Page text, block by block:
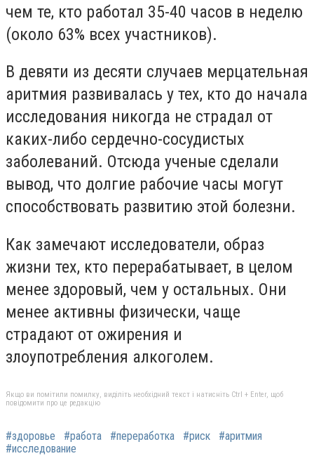
чем те, кто работал 35-40 часов в неделю
(около 63% всех участников).
В девяти из десяти случаев мерцательная
аритмия развивалась у тех, кто до начала
исследования никогда не страдал от
каких-либо сердечно-сосудистых
заболеваний. Отсюда ученые сделали
вывод, что долгие рабочие часы могут
способствовать развитию этой болезни.
Как замечают исследователи, образ
жизни тех, кто перерабатывает, в целом
менее здоровый, чем у остальных. Они
менее активны физически, чаще
страдают от ожирения и
злоупотребления алкоголем.
Якщо ви помітили помилку, виділіть необхідний текст і натисніть Ctrl + Enter, щоб
повідомити про це редакцію
#здоровье #работа #переработка #риск
#аритмия
#исследование